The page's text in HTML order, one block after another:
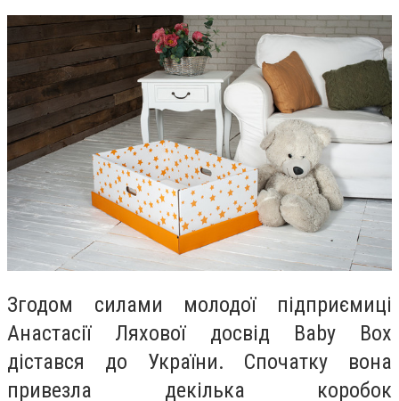
Згодом силами молодої підприємиці
Анастасії Ляхової досвід Baby Box
дістався до України. Спочатку вона
привезла декілька коробок